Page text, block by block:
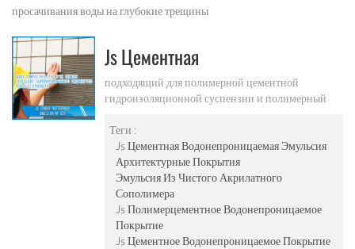
просачивания воды на глубокие трещины
Js Цементная
Водонепроницаемая Эмульсия
Wf-800
подходящий для полимерной цементной
гидроизоляционной суспензии и полимерный
Теги :
Js Цементная Водонепроницаемая Эмульсия
Архитектурные Покрытия
Эмульсия Из Чистого Акрилатного
Сополимера
Js Полимерцементное Водонепроницаемое
Покрытие
Js Цементное Водонепроницаемое Покрытие